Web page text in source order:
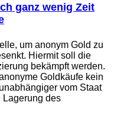
ganz wenig Zeit
um anonym Gold zu
Hiermit soll die
bekämpft werden.
Goldkäufe kein
vom Staat
Lagerung des